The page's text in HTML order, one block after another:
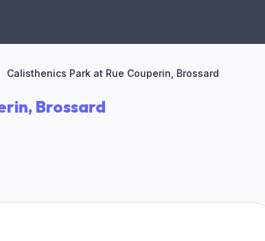
Calisthenics Park at Rue Couperin, Brossard
Brossard